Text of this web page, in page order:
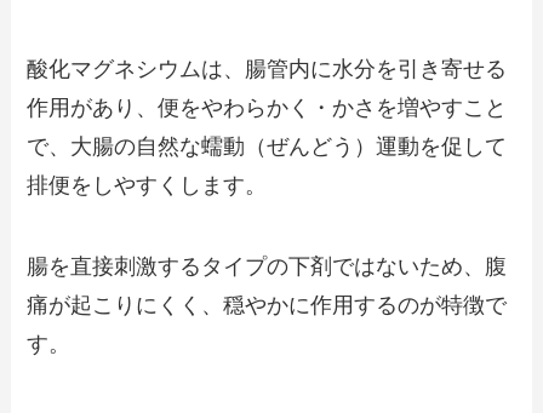
酸化マグネシウムは、腸管内に水分を引き寄せる
作用があり、便をやわらかく・かさを増やすこと
で、大腸の自然な蠕動（ぜんどう）運動を促して
排便をしやすくします。
腸を直接刺激するタイプの下剤ではないため、腹
痛が起こりにくく、穏やかに作用するのが特徴で
す。